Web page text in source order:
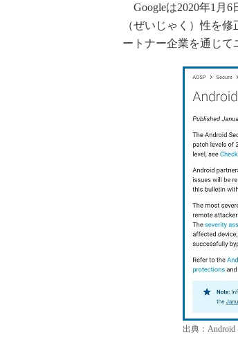
Googleは2020年1月6
（ぜいじゃく）性を
ートナー企業を通じて
出典：Android